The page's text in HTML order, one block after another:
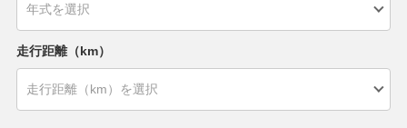
走行距離（km）